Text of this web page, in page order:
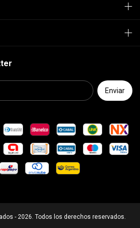
- 2026. Todos los derechos reservados.